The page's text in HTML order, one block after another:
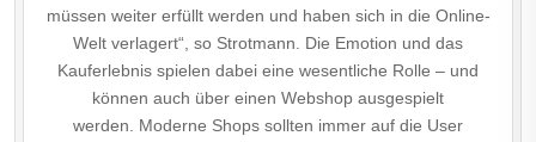
müssen weiter erfüllt werden und haben sich in die Online-
Welt verlagert“, so Strotmann. Die Emotion und das
Kauferlebnis spielen dabei eine wesentliche Rolle – und
können auch über einen Webshop ausgespielt
werden. Moderne Shops sollten immer auf die User